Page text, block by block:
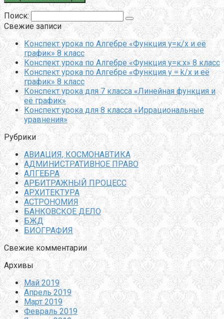
Поиск:
Свежие записи
Конспект урока по Алгебре «Функция у=к/х и её
график» 8 класс
Конспект урока по Алгебре «Функция у=к:х» 8 класс
Конспект урока по Алгебре «Функция y = k/x и её
график» 8 класс
Конспект урока для 7 класса «Линейная функция и
её график»
Конспект урока для 8 класса «Иррациональные
уравнения»
Рубрики
АВИАЦИЯ, КОСМОНАВТИКА
АДМИНИСТРАТИВНОЕ ПРАВО
АЛГЕБРА
АРБИТРАЖНЫЙ ПРОЦЕСС
АРХИТЕКТУРА
АСТРОНОМИЯ
БАНКОВСКОЕ ДЕЛО
БЖД
БИОГРАФИЯ
Свежие комментарии
Архивы
Май 2019
Апрель 2019
Март 2019
Февраль 2019